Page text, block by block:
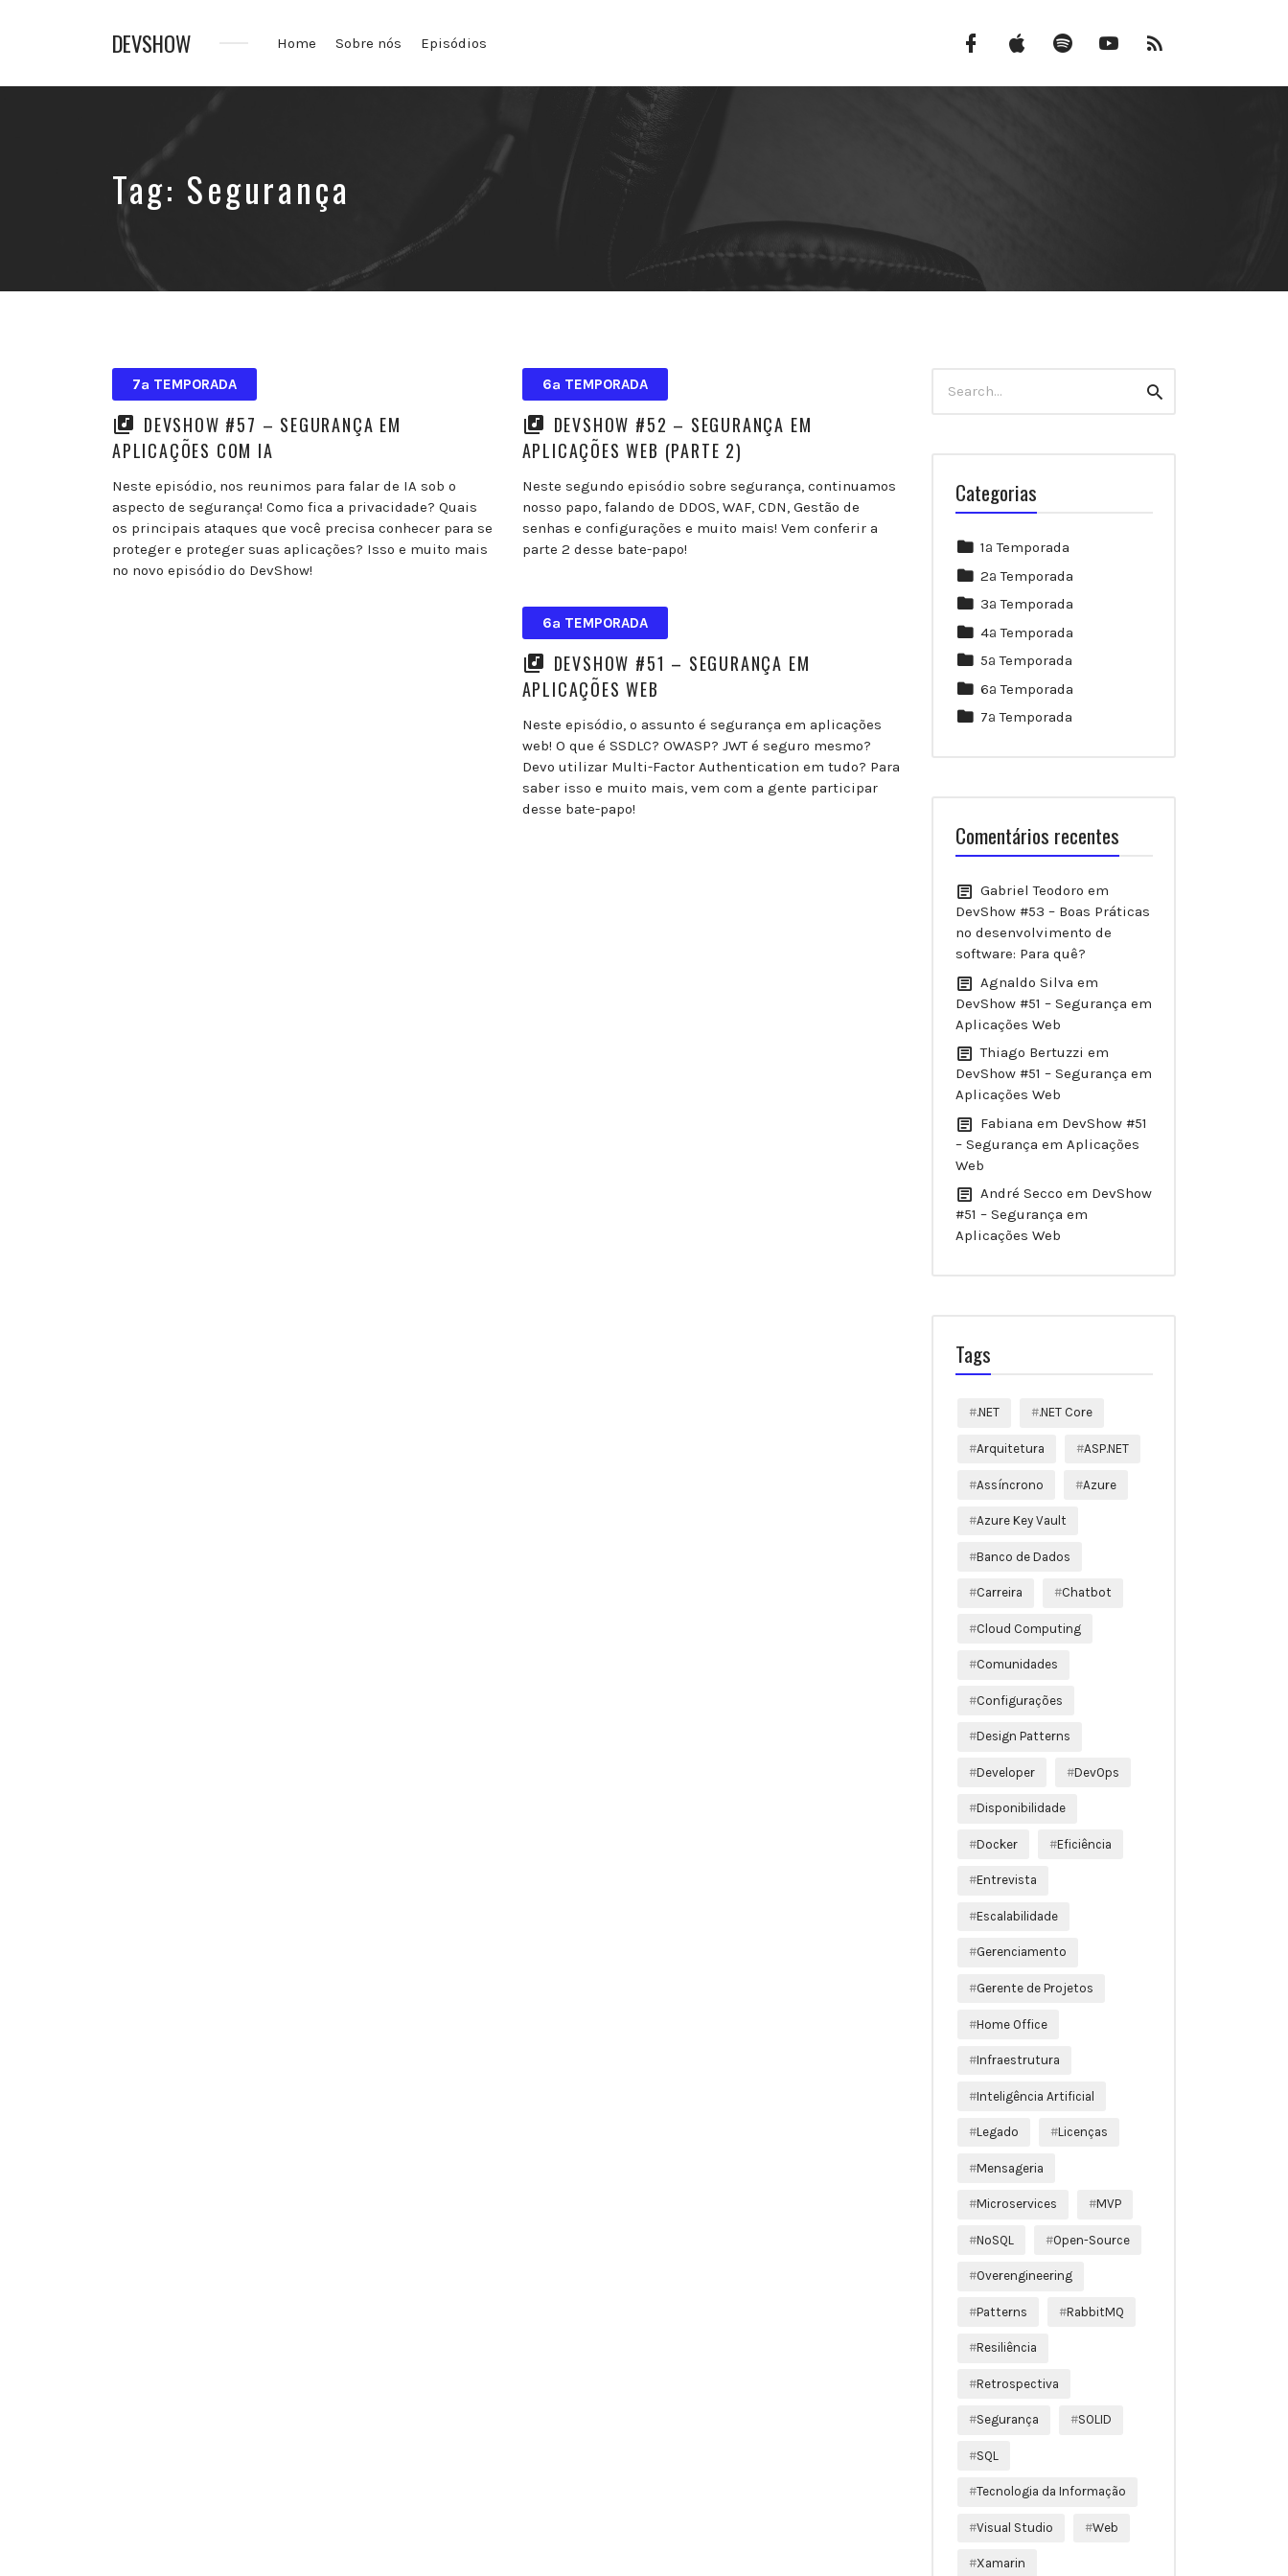
DEVSHOW
em
Home Sobre nós Episódios FacebookiTunes Spotify Canal
Tag: Segurança
7ª TEMPORADA
DEVSHOW #57 – SEGURANÇA EM
APLICAÇÕES COM IA
Neste episódio, nos reunimos para falar de IA sob o
aspecto de segurança! Como fica a privacidade? Quais
os principais ataques que você precisa conhecer para se
proteger e proteger suas aplicações? Isso e muito mais
no novo episódio do DevShow!
6ª TEMPORADA
DEVSHOW #52 – SEGURANÇA EM
APLICAÇÕES WEB (PARTE 2)
Neste segundo episódio sobre segurança, continuamos
nosso papo, falando de DDOS, WAF, CDN, Gestão de
senhas e configurações e muito mais! Vem conferir a
parte 2 desse bate-papo!
6ª TEMPORADA
DEVSHOW #51 – SEGURANÇA EM
APLICAÇÕES WEB
Neste episódio, o assunto é segurança em aplicações
web! O que é SSDLC? OWASP? JWT é seguro mesmo?
Devo utilizar Multi-Factor Authentication em tudo? Para
saber isso e muito mais, vem com a gente participar
desse bate-papo!
for:
Search
Categorias
1ª Temporada
2ª Temporada
3ª Temporada
4ª Temporada
5ª Temporada
6ª Temporada
7ª Temporada
Comentários recentes
Gabriel Teodoro em
DevShow #53 – Boas Práticas
no desenvolvimento de
software: Para quê?
Agnaldo Silva em
DevShow #51 – Segurança em
Aplicações Web
Thiago Bertuzzi em
DevShow #51 – Segurança em
Aplicações Web
Fabiana em DevShow #51
– Segurança em Aplicações
Web
André Secco em DevShow
#51 – Segurança em
Aplicações Web
Tags
.NET .NET Core
Arquitetura ASP.NET
Assíncrono Azure
Azure Key Vault
Banco de Dados
Carreira Chatbot
Cloud Computing
Comunidades
Configurações
Design Patterns
Developer DevOps
Disponibilidade
Docker Eficiência
Entrevista
Escalabilidade
Gerenciamento
Gerente de Projetos
Home Office
Infraestrutura
Inteligência Artificial
Legado Licenças
Mensageria
Microservices MVP
NoSQL Open-Source
Overengineering
Patterns RabbitMQ
Resiliência
Retrospectiva
Segurança SOLID
SQL
Tecnologia da Informação
Visual Studio Web
Xamarin